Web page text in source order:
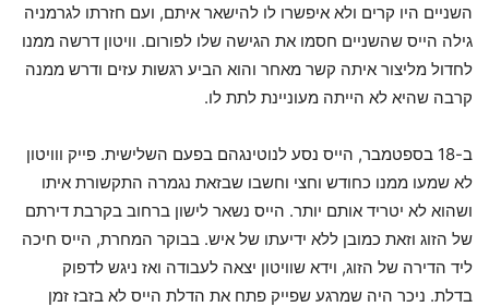
השניים היו קרים ולא איפשרו לו להישאר איתם, ועם חזרתו לגרמניה
גילה הייס שהשניים חסמו את הגישה שלו לפורום. וויטון דרשה ממנו
לחדול מליצור איתה קשר מאחר והוא הביע רגשות עזים ודרש ממנה
קרבה שהיא לא הייתה מעוניינת לתת לו.
ב-18 בספטמבר, הייס נסע לנוטינגהם בפעם השלישית. פייק ווויטון
לא שמעו ממנו כחודש וחצי וחשבו שבזאת נגמרה התקשורת איתו
ושהוא לא יטריד אותם יותר. הייס נשאר לישון ברחוב בקרבת דירתם
של הזוג וזאת כמובן ללא ידיעתו של איש. בבוקר המחרת, הייס חיכה
ליד הדירה של הזוג, וידא שוויטון יצאה לעבודה ואז ניגש לדפוק
בדלת. ניכר היה שמרגע שפייק פתח את הדלת הייס לא בזבז זמן